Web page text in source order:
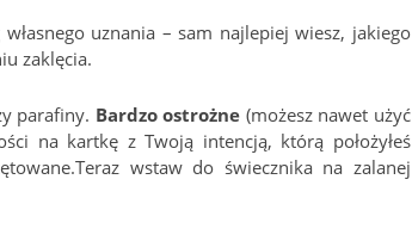
uznania – sam najlepiej wiesz, jakiego
zaklęcia.
parafiny. Bardzo ostrożne (możesz nawet użyć
na kartkę z Twoją intencją, którą położyłeś
wstaw do świecznika na zalanej